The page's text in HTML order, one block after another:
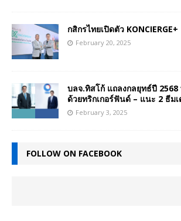
กสิกรไทยเปิดตัว KONCIERGE+
February 20, 2025
บลจ.ทิสโก้ แถลงกลยุทธ์ปี 2568
ด้วยทริกเกอร์ฟันด์ – แนะ 2 ธีม
February 3, 2025
FOLLOW ON FACEBOOK